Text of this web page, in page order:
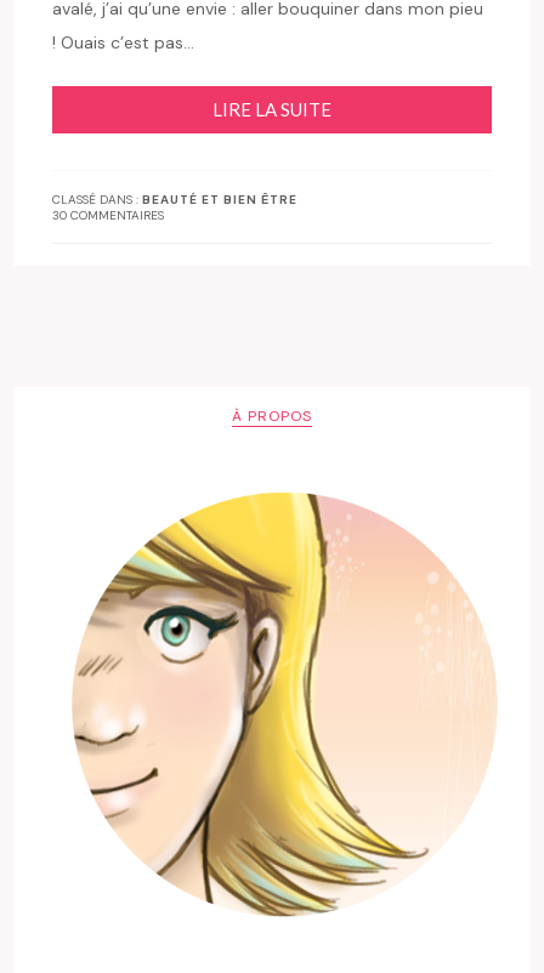
avalé, j’ai qu’une envie : aller bouquiner dans mon pieu
! Ouais c’est pas…
LIRE LA SUITE
CLASSÉ DANS :BEAUTÉ ET BIEN ÊTRE
30 COMMENTAIRES
À PROPOS